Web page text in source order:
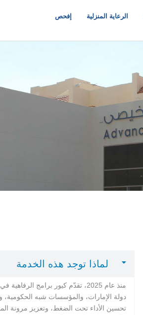
الرعاية المنزلية إفحص
لماذا توجد هذه الخدمة
منذ عام 2025، تقدّم كيور برامج
دولة الإمارات، والمؤسسات شبه
تحسين الأداء تحت الضغط، وتعزيز مرونة